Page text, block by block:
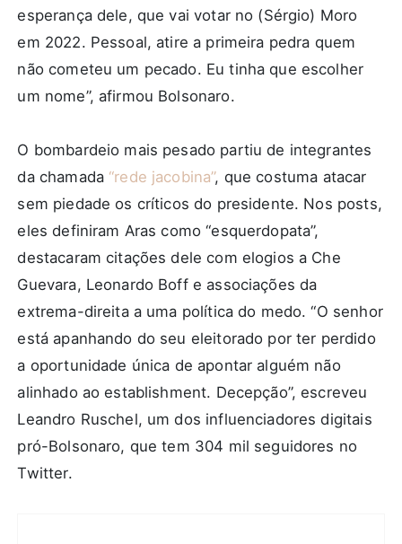
esperança dele, que vai votar no (Sérgio) Moro
em 2022. Pessoal, atire a primeira pedra quem
não cometeu um pecado. Eu tinha que escolher
um nome”, afirmou Bolsonaro.
O bombardeio mais pesado partiu de integrantes
da chamada “rede jacobina”, que costuma atacar
sem piedade os críticos do presidente. Nos posts,
eles definiram Aras como “esquerdopata”,
destacaram citações dele com elogios a Che
Guevara, Leonardo Boff e associações da
extrema-direita a uma política do medo. “O senhor
está apanhando do seu eleitorado por ter perdido
a oportunidade única de apontar alguém não
alinhado ao establishment. Decepção”, escreveu
Leandro Ruschel, um dos influenciadores digitais
pró-Bolsonaro, que tem 304 mil seguidores no
Twitter.